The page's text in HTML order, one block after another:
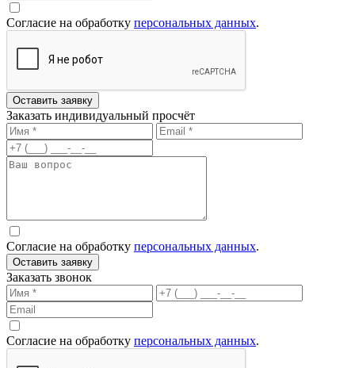
Согласие на обработку персональных данных.
Оставить заявку
Заказать индивидуальный просчёт
Согласие на обработку персональных данных.
Оставить заявку
Заказать звонок
Согласие на обработку персональных данных.